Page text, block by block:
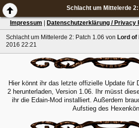
Impressum Datenschutzerklärung / Privacy
Schlacht um Mittelerde 2: Patch 1.06 von Lord of
2016 22:21
Hier könnt ihr das letzte offizielle Update für
2 herunterladen, Version 1.06. Ihr müsst
ihr die Edain-Mod installiert. Außerdem
Aufstieg des